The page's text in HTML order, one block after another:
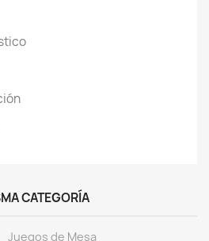
CATEGORÍA
Juegos de Mesa